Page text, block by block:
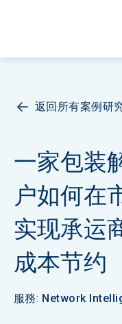
返回所有案例研
一家包装
户如何在
实现承运
成本节约
服務: Network